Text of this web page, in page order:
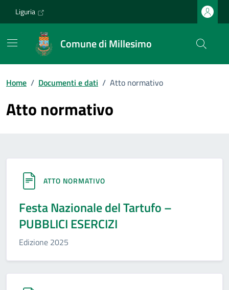
Liguria
Comune di Millesimo
Home / Documenti e dati / Atto normativo
Atto normativo
ATTO NORMATIVO
Festa Nazionale del Tartufo –
PUBBLICI ESERCIZI
Edizione 2025